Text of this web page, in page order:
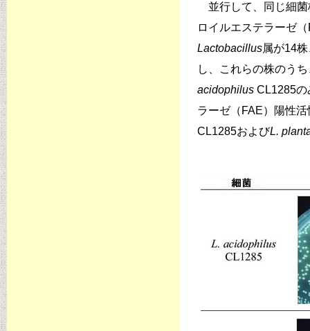
並行して、同じ細菌
ロイルエステラーゼ
Lactobacillus属が14
し、これらの株のう
acidophilus CL1285の
ラーゼ（FAE）陽性
CL1285およびL.